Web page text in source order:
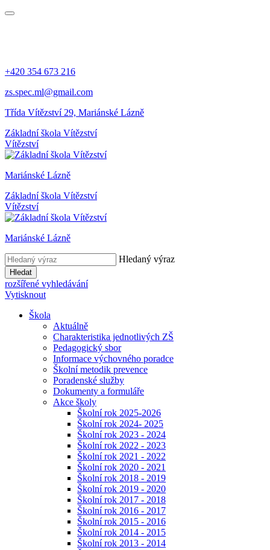
+420 354 673 216
zs.spec.ml@gmail.com
Třída Vítězství 29, Mariánské Lázně
Základní škola Vítězství
Vítězství
Mariánské Lázně
Základní škola Vítězství
Vítězství
Mariánské Lázně
Hledaný výraz
Hledat
rozšířené vyhledávání
Vytisknout
Škola
Aktuálně
Charakteristika jednotlivých ZŠ
Pedagogický sbor
Informace výchovného poradce
Školní metodik prevence
Poradenské služby
Dokumenty a formuláře
Akce školy
Školní rok 2025-2026
Školní rok 2024- 2025
Školní rok 2023 - 2024
Školní rok 2022 - 2023
Školní rok 2021 - 2022
Školní rok 2020 - 2021
Školní rok 2018 - 2019
Školní rok 2019 - 2020
Školní rok 2017 - 2018
Školní rok 2016 - 2017
Školní rok 2015 - 2016
Školní rok 2014 - 2015
Školní rok 2013 - 2014